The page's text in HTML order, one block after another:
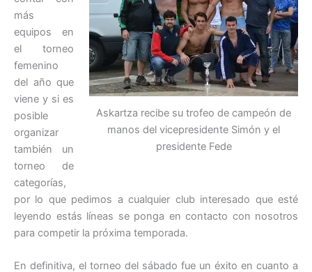
Askartza recibe su trofeo de campeón de
manos del vicepresidente Simón y el
presidente Fede
más
equipos en
el torneo
femenino
del año que
viene y si es
posible
organizar
también un
torneo de
categorías,
por lo que pedimos a cualquier club interesado que esté
leyendo estás líneas se ponga en contacto con nosotros
para competir la próxima temporada.
En definitiva, el torneo del sábado fue un éxito en cuanto a